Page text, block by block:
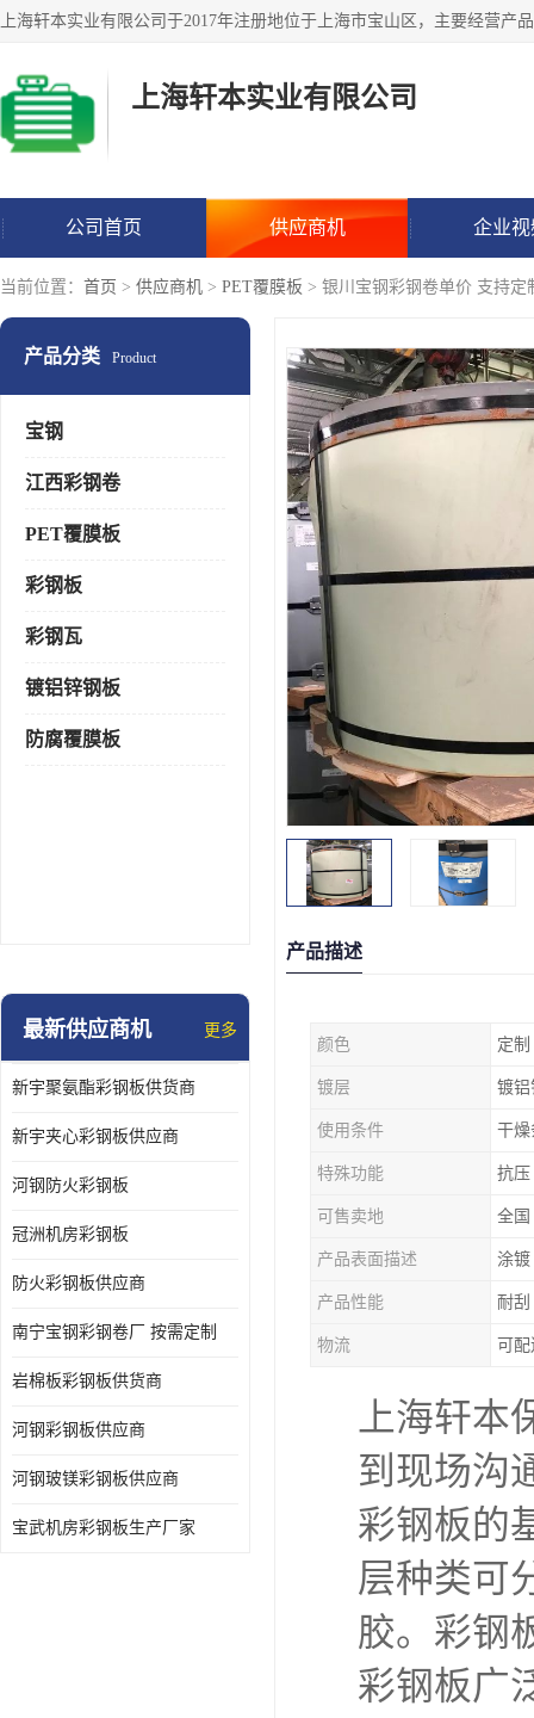
上海轩本实业有限公司
公司首页 供应商机 企业视
当前位置： 首页 > 供应商机 > PET覆膜板 > 银川宝钢彩钢卷单价 支持定
产品分类 Product
宝钢
江西彩钢卷
PET覆膜板
彩钢板
彩钢瓦
镀铝锌钢板
防腐覆膜板
最新供应商机 更多
新宇聚氨酯彩钢板供货商
新宇夹心彩钢板供应商
河钢防火彩钢板
冠洲机房彩钢板
防火彩钢板供应商
南宁宝钢彩钢卷厂 按需定制
岩棉板彩钢板供货商
河钢彩钢板供应商
河钢玻镁彩钢板供应商
宝武机房彩钢板生产厂家
产品描述
颜色 定制
镀层 镀铝
使用条件 干燥
特殊功能 抗压
可售卖地 全国
产品表面描述 涂镀
产品性能 耐刮
物流 可
上海轩本
到现场沟
彩钢板的
层种类可
胶。彩钢
彩钢板广